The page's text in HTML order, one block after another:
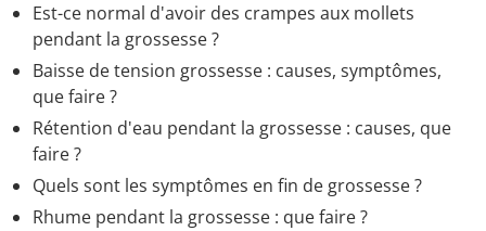
Est-ce normal d'avoir des crampes aux mollets
pendant la grossesse ?
Baisse de tension grossesse : causes, symptômes,
que faire ?
Rétention d'eau pendant la grossesse : causes, que
faire ?
Quels sont les symptômes en fin de grossesse ?
Rhume pendant la grossesse : que faire ?